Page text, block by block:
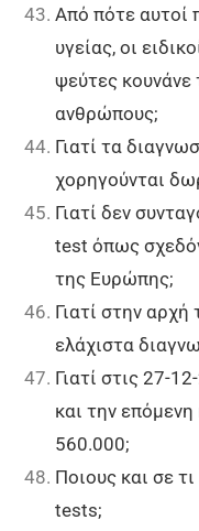
Από πότε αυτοί
υγείας, οι
ψεύτες κουνάνε
ανθρώπους;
Γιατί τα
χορηγούνται
Γιατί δεν
test όπως
της Ευρώπης;
Γιατί στην αρχή
ελάχιστα
Γιατί στις 27-
και την
560.000;
Ποιους και σε
tests;